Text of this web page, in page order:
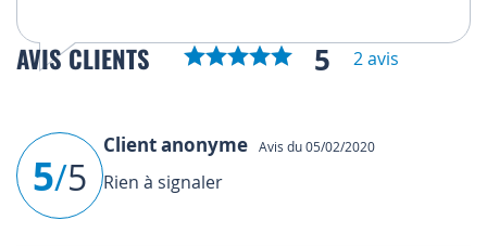
AVIS CLIENTS 5 2 avis
5/5
Client anonyme Avis du 05/02/2020
Rien à signaler